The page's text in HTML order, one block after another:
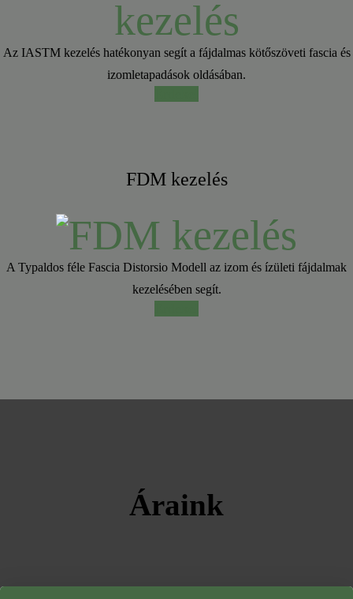
Az IASTM kezelés hatékonyan segít a fájdalmas kötőszöveti fascia és
izomletapadások oldásában.
FDM kezelés
A Typaldos féle Fascia Distorsio Modell az izom és ízületi fájdalmak
kezelésében segít.
Áraink